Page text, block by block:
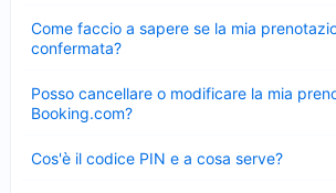
Come faccio a sapere se la mia
confermata?
chiuso
Posso cancellare o modificare la mia
Booking.com?
chiuso
Cos'è il codice PIN e a cosa serve?
chiuso